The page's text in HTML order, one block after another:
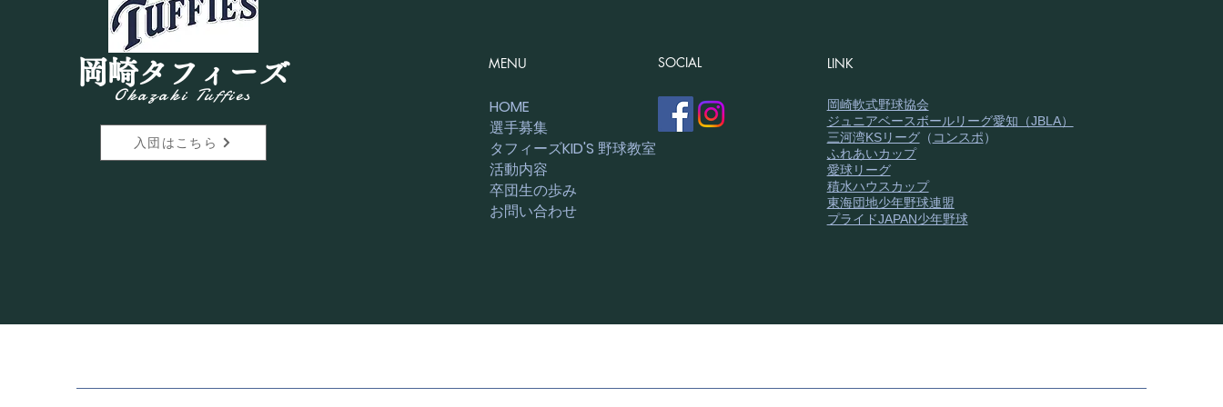
りがとうございます。 2026年7
す。 今月も各クラス、練習や試
合が盛りだくさんです。体調管理
に気をつけながら、元気に活動し
ていきましょう！ 7月のスケジュ
ール一覧 7月4日（土） 08:30 ～
【お知らせ】6月の練習
征や試合も予定されています！ ■
月9日(土) 09:00 〜 12:30（井田公
園） • 5月10日(日) 12:30 〜
16:00（井田公園） • 5月17日(日)
09:00 〜 12:00（井田公園） • 5月
24日(日) 09
岡崎タフィーズ
Okazaki Tuffies
入団はこちら
MENU
HOME
選手募集
タフィーズKID'S 野球教室
活動内容
卒団生の歩み
お問い合わせ
SOCIAL LINK
岡崎軟式野球協会
ジュニアベースボールリーグ愛知（JBLA）
三河湾KSリーグ（ コンスポ）
ふれあいカップ
愛球リーグ
積水ハウスカップ
東海団地少年野球連盟
プライドJAPAN少年野球